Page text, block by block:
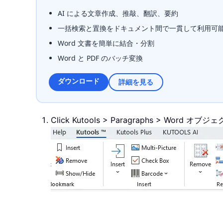
AI による文章作成、推敲、翻訳、要約
一括検索と置換をドキュメント間で一貫して利用可
Word 文書を簡単に結合・分割
Word と PDF のバッチ変換
ダウンロード 詳細を見る
Click Kutools > Paragraphs > Word オブジェ